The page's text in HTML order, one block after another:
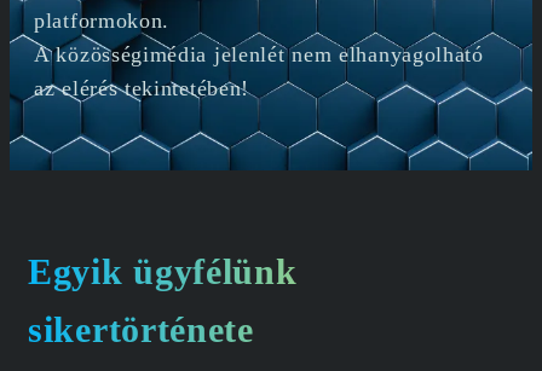
platformokon.
A közösségimédia jelenlét nem elhanyagolható
az elérés tekintetében!
Egyik ügyfélünk
sikertörténete